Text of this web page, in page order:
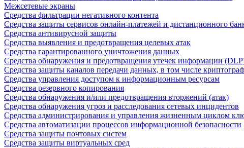
Межсетевые экраны
Средства фильтрации негативного контента
Средства защиты сервисов онлайн-платежей и дистанционного
Средства антивирусной защиты
Средства выявления и предотвращения целевых атак
Средства гарантированного уничтожения данных
Средства обнаружения и предотвращения утечек информации
Средства защиты каналов передачи данных, в том числе
Средства управления доступом к информационным ресурсам
Средства резервного копирования
Средства обнаружения и/или предотвращения вторжений (атак)
Средства обнаружения угроз и расследования сетевых инцидентов
Средства администрирования и управления жизненным циклом
Средства автоматизации процессов информационной безопасности
Средства защиты почтовых систем
Средства защиты виртуальных сред